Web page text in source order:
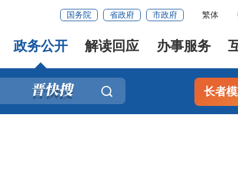
国务院 省政府 市政府 繁体
政务公开 解读回应 办事服务
长者